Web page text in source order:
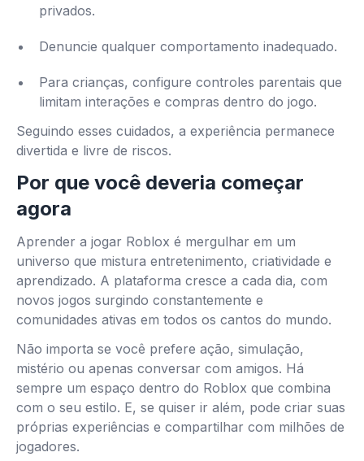
privados.
Denuncie qualquer comportamento inadequado.
Para crianças, configure controles parentais que
limitam interações e compras dentro do jogo.
Seguindo esses cuidados, a experiência permanece
divertida e livre de riscos.
Por que você deveria começar
agora
Aprender a jogar Roblox é mergulhar em um
universo que mistura entretenimento, criatividade e
aprendizado. A plataforma cresce a cada dia, com
novos jogos surgindo constantemente e
comunidades ativas em todos os cantos do mundo.
Não importa se você prefere ação, simulação,
mistério ou apenas conversar com amigos. Há
sempre um espaço dentro do Roblox que combina
com o seu estilo. E, se quiser ir além, pode criar suas
próprias experiências e compartilhar com milhões de
jogadores.